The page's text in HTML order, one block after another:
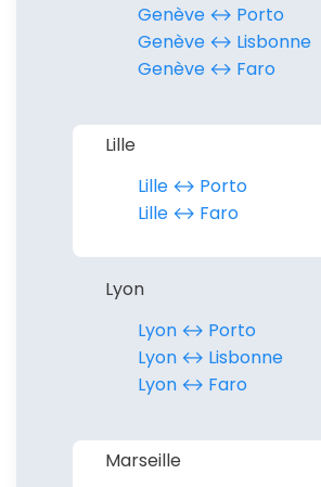
Genève ↔︎ Porto
Genève ↔︎ Lisbonne
Genève ↔︎ Faro
Lille
Lille ↔︎ Porto
Lille ↔︎ Faro
Lyon
Lyon ↔︎ Porto
Lyon ↔︎ Lisbonne
Lyon ↔︎ Faro
Marseille